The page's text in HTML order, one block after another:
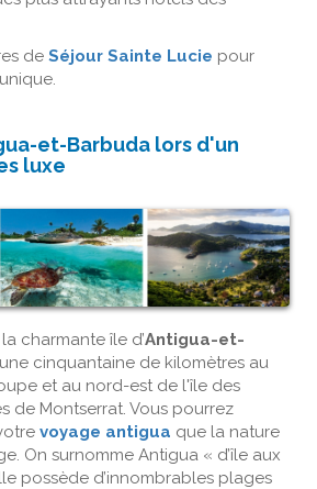
de Séjour Sainte Lucie pour
et-Barbuda lors d'un
luxe
charmante île d’Antigua-et-
une cinquantaine de kilomètres au
et au nord-est de l'île des
de Montserrat. Vous pourrez
voyage antigua que la nature
On surnomme Antigua « d’île aux
possède d’innombrables plages